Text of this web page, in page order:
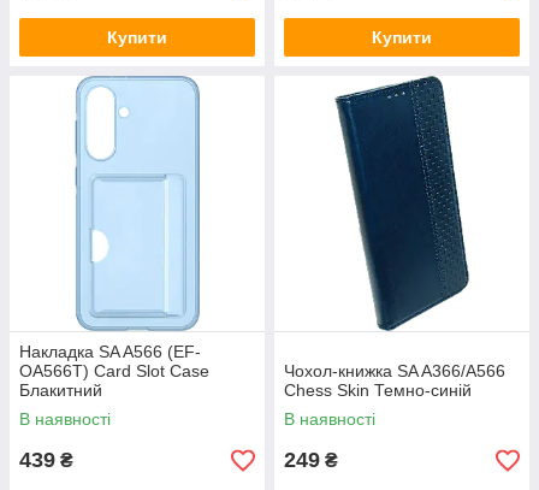
Купити Купити
Накладка SA A566 (EF-
OA566T) Card Slot Case
Блакитний
В наявності
439 ₴
Чохол-книжка SA A366/A566
Chess Skin Темно-синій
В наявності
249 ₴